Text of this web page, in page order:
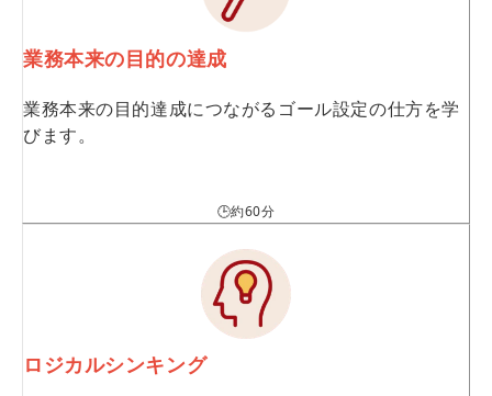
業務本来の目的の達成
業務本来の目的達成につながるゴール設定の仕方を学
びます。
🕒約60分
ロジカルシンキング